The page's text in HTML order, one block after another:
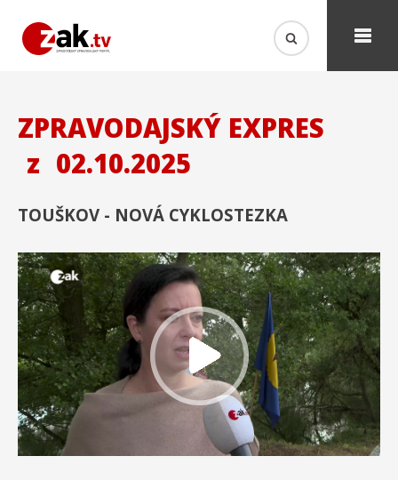
ZPRAVODAJSKÝ EXPRES
z 02.10.2025
TOUŠKOV - NOVÁ CYKLOSTEZKA